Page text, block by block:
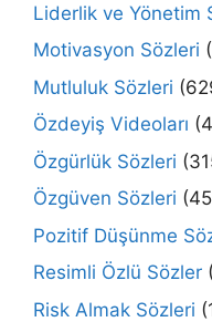
Liderlik ve Yönetim
Motivasyon Sözleri
Mutluluk Sözleri
Özdeyiş Videoları
Özgürlük Sözleri
Özgüven Sözleri
Pozitif Düşünme
Resimli Özlü Sözler
Risk Almak Sözleri